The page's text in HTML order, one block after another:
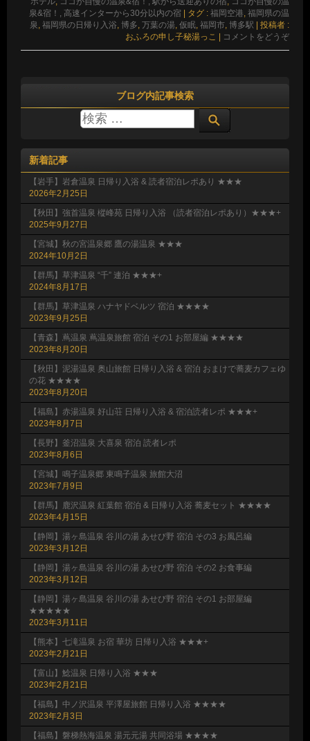
泉&宿！, 高速インターから30分以内の宿 | タグ : 福岡空港 福岡県の温
泉 福岡県の日帰り入浴 博多 万葉の湯 仮眠 福岡市 博多駅 | 投稿者 :
おふろの申し子秘湯っこ | コメントをどうぞ
ブログ内記事検索
新着記事
【岩手】岩倉温泉 日帰り入浴 & 読者宿泊レポあり ★★★
2026年2月25日
【秋田】強首温泉 樅峰苑 日帰り入浴 （読者宿泊レポあり）★★★+
2025年9月27日
【宮城】秋の宮温泉郷 鷹の湯温泉 ★★★
2024年10月2日
【群馬】草津温泉 “千” 連泊 ★★★+
2024年8月17日
【群馬】草津温泉 ハナヤドベルツ 宿泊 ★★★★
2023年9月25日
【青森】蔦温泉 蔦温泉旅館 宿泊 その1 お部屋編 ★★★★
2023年8月20日
【秋田】泥湯温泉 奥山旅館 日帰り入浴 & 宿泊 おまけで蕎麦カフェゆ
の花 ★★★★
2023年8月20日
【福島】赤湯温泉 好山荘 日帰り入浴 & 宿泊読者レポ ★★★+
2023年8月7日
【長野】釜沼温泉 大喜泉 宿泊 読者レポ
2023年8月6日
【宮城】鳴子温泉郷 東鳴子温泉 旅館大沼
2023年7月9日
【群馬】鹿沢温泉 紅葉館 宿泊 & 日帰り入浴 蕎麦セット ★★★★
2023年4月15日
【静岡】湯ヶ島温泉 谷川の湯 あせび野 宿泊 その3 お風呂編
2023年3月12日
【静岡】湯ヶ島温泉 谷川の湯 あせび野 宿泊 その2 お食事編
2023年3月12日
【静岡】湯ヶ島温泉 谷川の湯 あせび野 宿泊 その1 お部屋編
★★★★★
2023年3月11日
【熊本】七滝温泉 お宿 華坊 日帰り入浴 ★★★+
2023年2月21日
【富山】鯰温泉 日帰り入浴 ★★★
2023年2月21日
【福島】中ノ沢温泉 平澤屋旅館 日帰り入浴 ★★★★
2023年2月3日
【福島】磐梯熱海温泉 湯元元湯 共同浴場 ★★★★